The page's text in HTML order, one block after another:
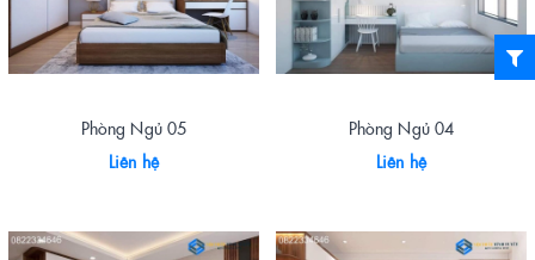
Phòng Ngủ 05
Liên hệ
Phòng Ngủ 04
Liên hệ